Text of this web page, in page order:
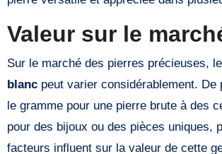
Valeur sur le
Sur le marché des pierres précieuses,
blancpeut varier considérablement. De
le gramme pour une pierre brute à des
pour des bijoux ou des pièces uniques,
facteurs influent sur la valeur de cette